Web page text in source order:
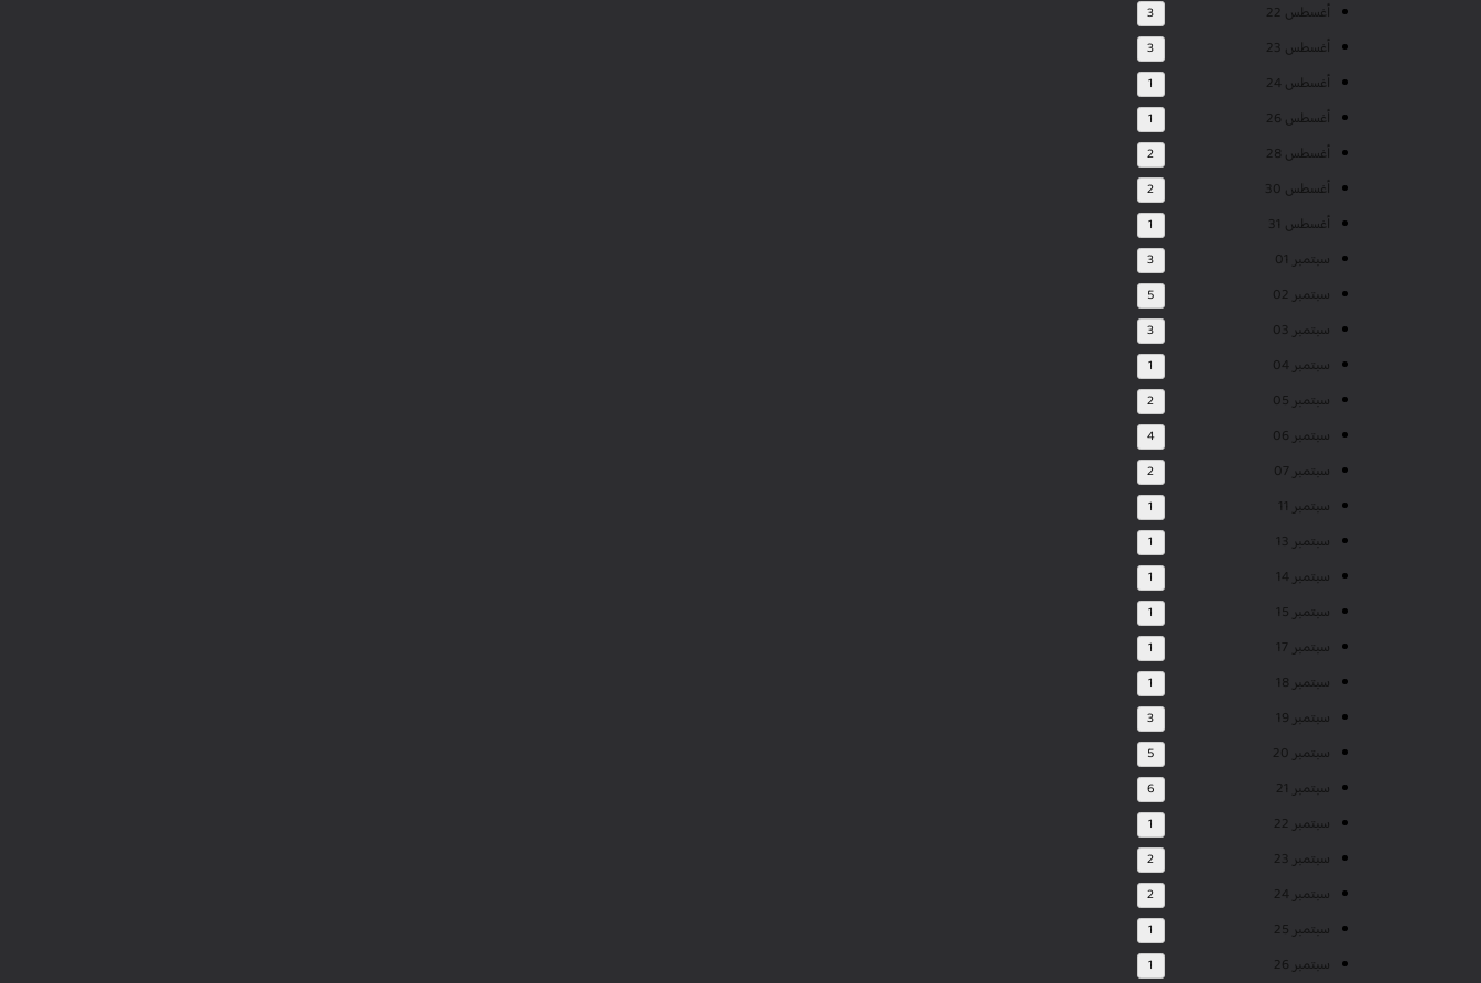
أغسطس 22 3
أغسطس 23 3
أغسطس 24 1
أغسطس 26 1
أغسطس 28 2
أغسطس 30 2
أغسطس 31 1
سبتمبر 01 3
سبتمبر 02 5
سبتمبر 03 3
سبتمبر 04 1
سبتمبر 05 2
سبتمبر 06 4
سبتمبر 07 2
سبتمبر 11 1
سبتمبر 13 1
سبتمبر 14 1
سبتمبر 15 1
سبتمبر 17 1
سبتمبر 18 1
سبتمبر 19 3
سبتمبر 20 5
سبتمبر 21 6
سبتمبر 22 1
سبتمبر 23 2
سبتمبر 24 2
سبتمبر 25 1
سبتمبر 26 1